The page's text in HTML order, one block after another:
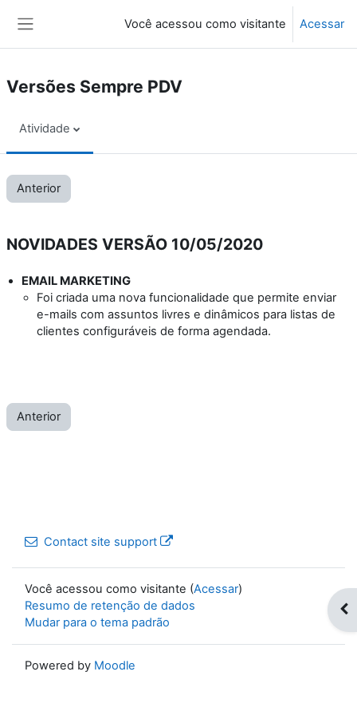
Você acessou como visitante Acessar
Versões Sempre PDV
Atividade
Anterior
NOVIDADES VERSÃO 10/05/2020
EMAIL MARKETING
Foi criada uma nova funcionalidade que permite enviar
e-mails com assuntos livres e dinâmicos para listas de
clientes configuráveis de forma agendada.
Anterior
Contact site support
Você acessou como visitante (Acessar)
Resumo de retenção de dados
Mudar para o tema padrão
Powered by Moodle